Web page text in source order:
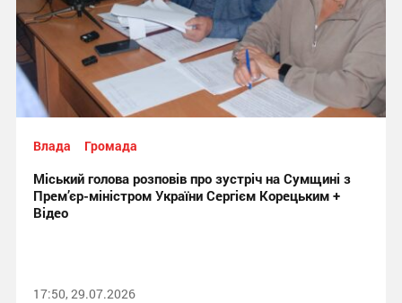
Влада Громада
Міський голова розповів про зустріч на Сумщині з
Прем’єр-міністром України Сергієм Корецьким +
Відео
17:50, 29.07.2026